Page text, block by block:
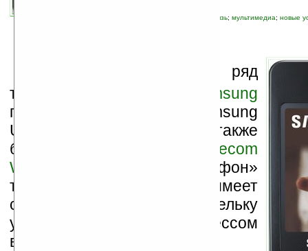
мобильная связь; мультимедиа; новые
одельный ряд
телефоноплееров
Samsung
пополнился телефоном Samsung
Ultra Music F300, который также
был анонсирован на
ITU Telecom
World 2006
. Этот «музофон»
также как и
имеет
специальную панельку
управления процессом
воспроизведения музыки.